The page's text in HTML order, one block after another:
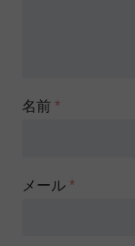
名前 *
メール *